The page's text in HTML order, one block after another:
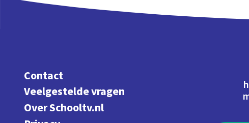
Contact
Veelgestelde vragen
Over Schooltv.nl